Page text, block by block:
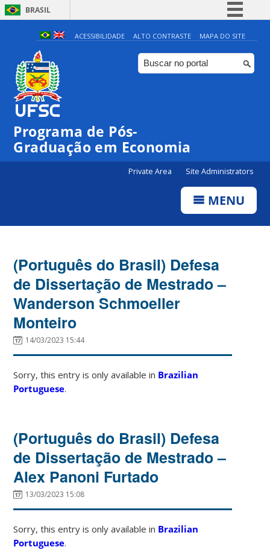
BRASIL
Simplifique!
Comunica BR
Participe
ACESSIBILIDADE ALTO CONTRASTE MAPA DO SITE
Programa de Pós-
Graduação em Economia
Private Area Site Administrators
MENU
(Português do Brasil) Defesa
de Dissertação de Mestrado –
Wanderson Schmoeller
Monteiro
14/03/2023 15:44
Sorry, this entry is only available in Brazilian
Portuguese.
(Português do Brasil) Defesa
de Dissertação de Mestrado –
Alex Panoni Furtado
13/03/2023 15:08
Sorry, this entry is only available in Brazilian
Portuguese.